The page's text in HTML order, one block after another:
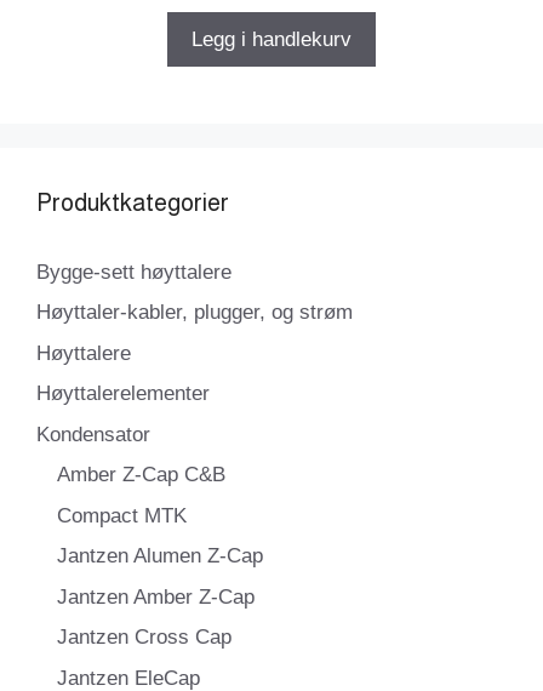
Legg i handlekurv
Produktkategorier
Bygge-sett høyttalere
Høyttaler-kabler, plugger, og strøm
Høyttalere
Høyttalerelementer
Kondensator
Amber Z-Cap C&B
Compact MTK
Jantzen Alumen Z-Cap
Jantzen Amber Z-Cap
Jantzen Cross Cap
Jantzen EleCap